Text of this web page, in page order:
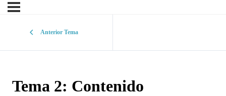
Anterior Tema
Tema 2: Contenido